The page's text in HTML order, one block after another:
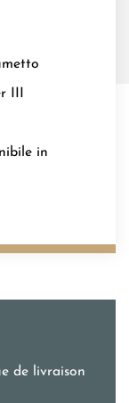
III
in
de livraison